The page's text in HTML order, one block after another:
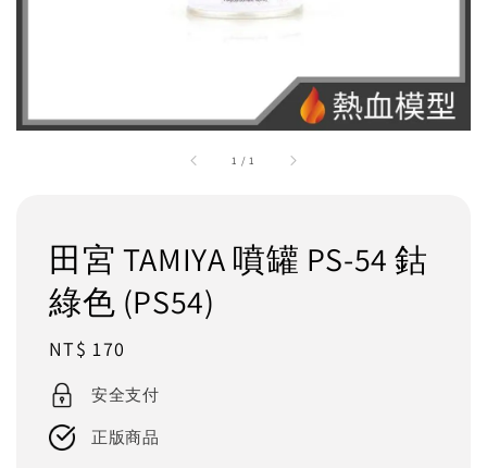
1 / 1
田宮 TAMIYA 噴罐 PS-54 鈷
綠色 (PS54)
Regular
price
NT$ 170
安全支付
正版商品